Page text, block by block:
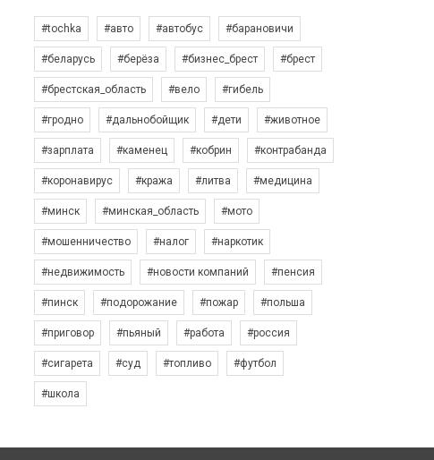
#tochka #авто #автобус #барановичи
#беларусь #берёза #бизнес_брест #брест
#брестская_область #вело #гибель
#гродно #дальнобойщик #дети #животное
#зарплата #каменец #кобрин #контрабанда
#коронавирус #кража #литва #медицина
#минск #минская_область #мото
#мошенничество #налог #наркотик
#недвижимость #новости компаний #пенсия
#пинск #подорожание #пожар #польша
#приговор #пьяный #работа #россия
#сигарета #суд #топливо #футбол
#школа